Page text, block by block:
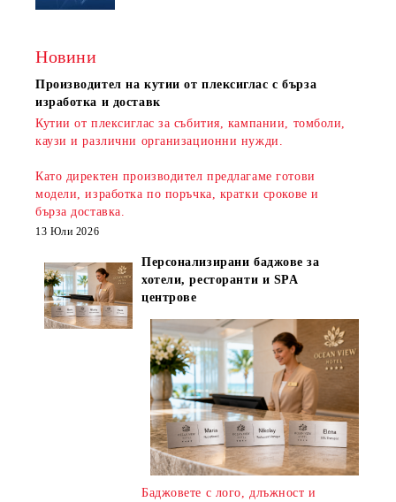
Новини
Производител на кутии от плексиглас с бърза
изработка и доставк
Кутии от плексиглас за събития, кампании, томболи,
каузи и различни организационни нужди.
Като директен производител предлагаме готови
модели, изработка по поръчка, кратки срокове и
бърза доставка.
13 Юли 2026
Персонализирани баджове за
хотели, ресторанти и SPA
центрове
Баджовете с лого, длъжност и